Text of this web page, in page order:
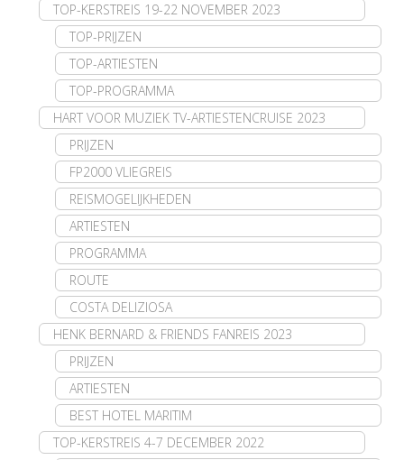
TOP-KERSTREIS 19-22 NOVEMBER 2023
TOP-PRIJZEN
TOP-ARTIESTEN
TOP-PROGRAMMA
HART VOOR MUZIEK TV-ARTIESTENCRUISE 2023
PRIJZEN
FP2000 VLIEGREIS
REISMOGELIJKHEDEN
ARTIESTEN
PROGRAMMA
ROUTE
COSTA DELIZIOSA
HENK BERNARD & FRIENDS FANREIS 2023
PRIJZEN
ARTIESTEN
BEST HOTEL MARITIM
TOP-KERSTREIS 4-7 DECEMBER 2022